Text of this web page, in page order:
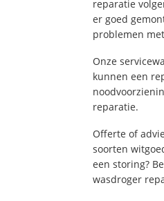
reparatie
er goed
problemen
Onze
kunnen een
reparatie.
Offerte of
soorten
een storing?
wasdroger